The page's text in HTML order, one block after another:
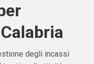
degli incassi